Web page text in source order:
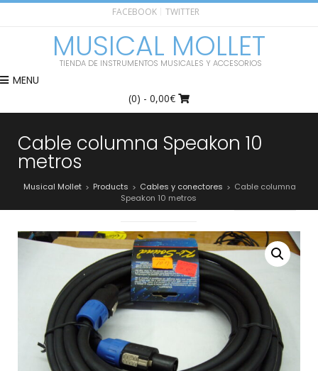
FACEBOOK TWITTER
MUSICAL MOLLET
TIENDA DE INSTRUMENTOS MUSICALES Y ACCESORIOS
MENU
(0) - 0,00€
Cable columna Speakon 10
metros
Musical Mollet > Products > Cables y conectores > Cable columna
Speakon 10 metros